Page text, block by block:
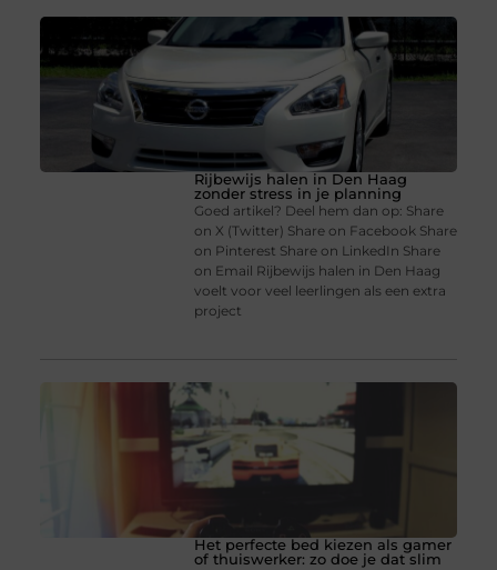
Rijbewijs halen in Den Haag
zonder stress in je planning
Goed artikel? Deel hem dan op: Share
on X (Twitter) Share on Facebook Share
on Pinterest Share on LinkedIn Share
on Email Rijbewijs halen in Den Haag
voelt voor veel leerlingen als een extra
project
Het perfecte bed kiezen als gamer
of thuiswerker: zo doe je dat slim